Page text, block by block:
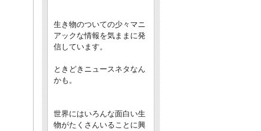
生き物のついての少々マニ
アックな情報を気ままに発
信しています。
ときどきニュースネタなん
かも。
世界にはいろんな面白い生
物がたくさんいることに興